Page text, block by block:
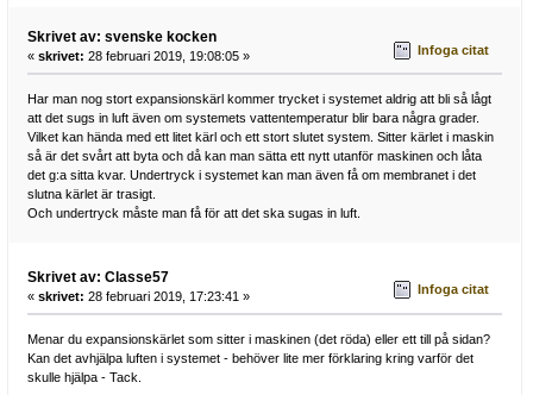
Skrivet av: svenske kocken
« skrivet: 28 februari 2019, 19:08:05 » Infoga citat
Har man nog stort expansionskärl kommer trycket i systemet aldrig att bli så lågt
att det sugs in luft även om systemets vattentemperatur blir bara några grader.
Vilket kan hända med ett litet kärl och ett stort slutet system. Sitter kärlet i maskin
så är det svårt att byta och då kan man sätta ett nytt utanför maskinen och låta
det g:a sitta kvar. Undertryck i systemet kan man även få om membranet i det
slutna kärlet är trasigt.
Och undertryck måste man få för att det ska sugas in luft.
Skrivet av: Classe57
« skrivet: 28 februari 2019, 17:23:41 » Infoga citat
Menar du expansionskärlet som sitter i maskinen (det röda) eller ett till på sidan?
Kan det avhjälpa luften i systemet - behöver lite mer förklaring kring varför det
skulle hjälpa - Tack.